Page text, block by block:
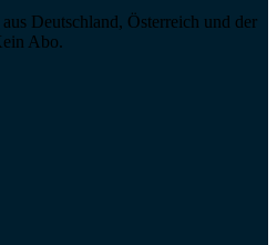
Deutschland, Österreich und der
Abo.